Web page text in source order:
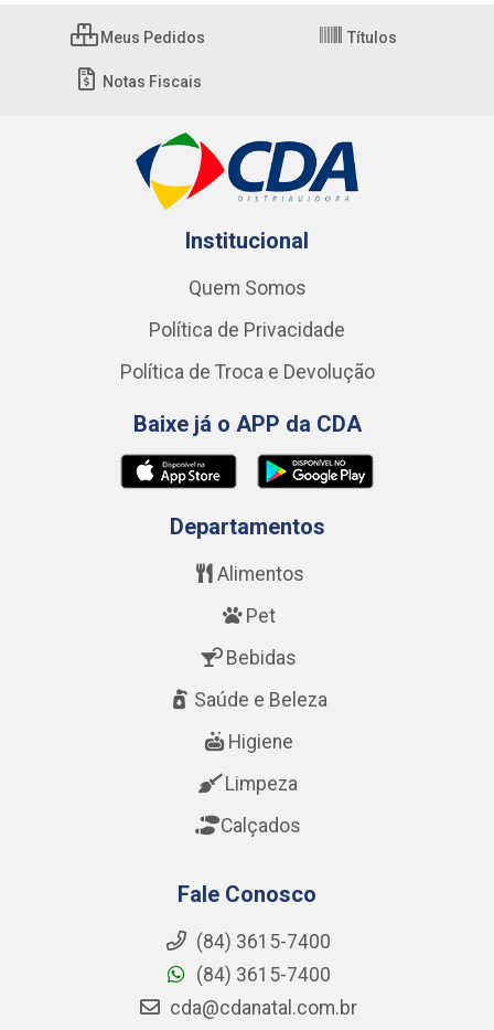
Meus Pedidos Títulos
Notas Fiscais
Institucional
Quem Somos
Política de Privacidade
Política de Troca e Devolução
Baixe já o APP da CDA
Departamentos
Alimentos
Pet
Bebidas
Saúde e Beleza
Higiene
Limpeza
Calçados
Fale Conosco
(84) 3615-7400
(84) 3615-7400
cda@cdanatal.com.br